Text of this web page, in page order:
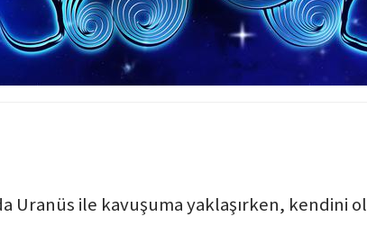
Uranüs ile kavuşuma yaklaşırken, kendini